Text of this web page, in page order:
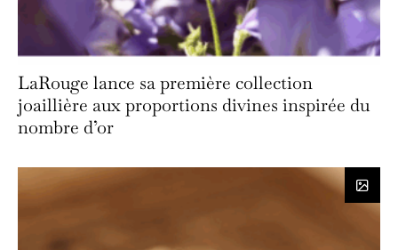
LaRouge lance sa première collection
joaillière aux proportions divines inspirée du
nombre d’or